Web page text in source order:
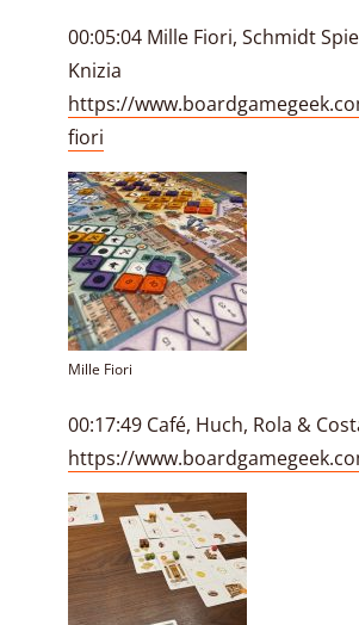
00:05:04 Mille Fiori, Schmidt
Knizia
https://
fiori
Mille Fiori
00:17:49 Café, Huch, Rola &
https://